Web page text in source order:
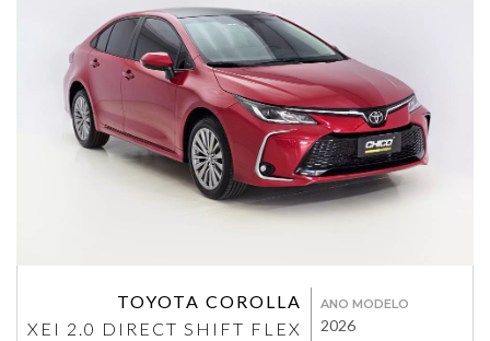
TOYOTA COROLLA
XEI 2.0 DIRECT SHIFT FLEX
ANO MODELO
2026